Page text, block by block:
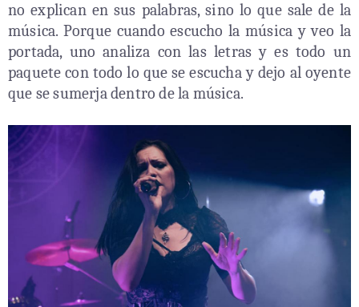
no explican en sus palabras, sino lo que sale de la
música. Porque cuando escucho la música y veo la
portada, uno analiza con las letras y es todo un
paquete con todo lo que se escucha y dejo al oyente
que se sumerja dentro de la música.